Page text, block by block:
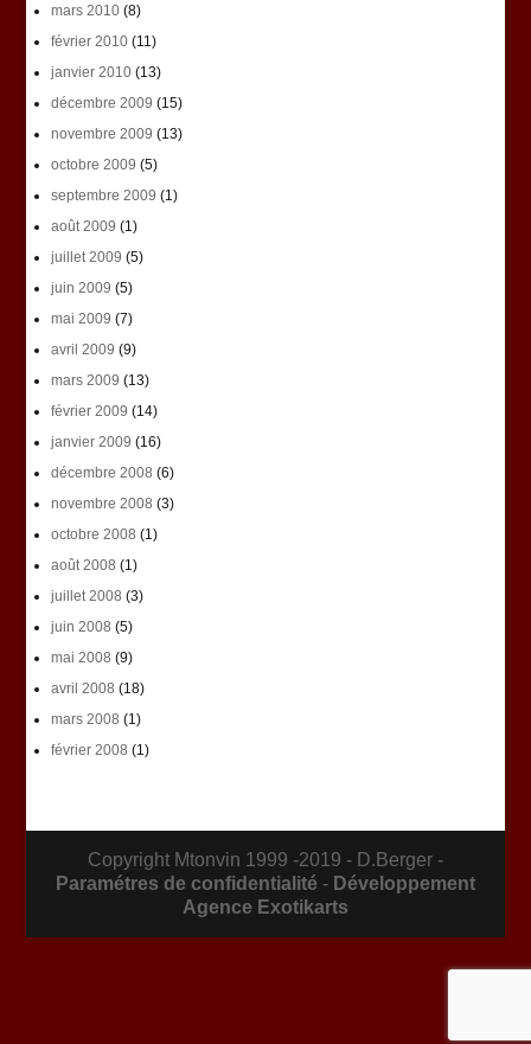
mars 2010(8)
février 2010(11)
janvier 2010(13)
décembre 2009 (15)
novembre 2009 (13)
octobre 2009 (5)
septembre 2009 (1)
août 2009 (1)
juillet 2009 (5)
juin 2009 (5)
mai 2009 (7)
avril 2009 (9)
mars 2009 (13)
février 2009 (14)
janvier 2009 (16)
décembre 2008 (6)
novembre 2008 (3)
octobre 2008 (1)
août 2008 (1)
juillet 2008 (3)
juin 2008 (5)
mai 2008 (9)
avril 2008 (18)
mars 2008 (1)
février 2008 (1)
Copyright Mtonvin 1999 -2019 - D.Berger -
Paramétres de confidentialité - Développement
Agence Exotikarts